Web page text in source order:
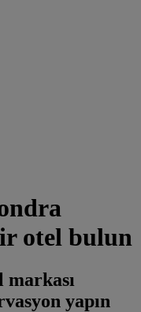
otel bulun
markası
yapın